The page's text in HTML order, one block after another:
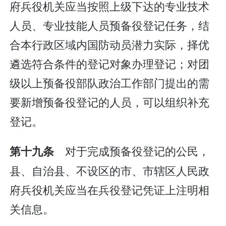
府兵役机关应当按照上级下达的专业技术
人员、专业技能人员预备役登记任务，结
合本行政区域内国防动员潜力实际，择优
遴选符合条件的登记对象办理登记；对团
级以上预备役部队政治工作部门提出的需
要新增预备役登记的人员，可以组织补充
登记。
第十九条对于完成预备役登记的公民，
县、自治县、不设区的市、市辖区人民政
府兵役机关应当在兵役登记凭证上注明相
关信息。